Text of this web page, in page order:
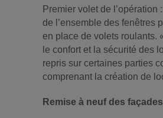
Premier volet de
de l’ensemble des fenêtres
en place de volets roulants.
le confort et la sécurité des
repris sur certaines parties
comprenant la création de
Remise à neuf des façades